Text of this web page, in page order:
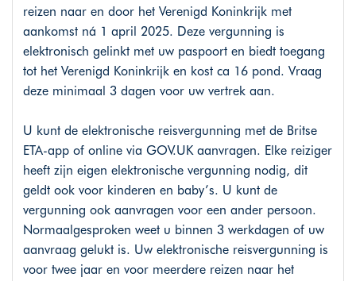
reizen naar en door het Verenigd Koninkrijk met
aankomst ná 1 april 2025. Deze vergunning is
elektronisch gelinkt met uw paspoort en biedt toegang
tot het Verenigd Koninkrijk en kost ca 16 pond. Vraag
deze minimaal 3 dagen voor uw vertrek aan.
U kunt de elektronische reisvergunning met de Britse
ETA-app of online via GOV.UKaanvragen. Elke reiziger
heeft zijn eigen elektronische vergunning nodig, dit
geldt ook voor kinderen en baby’s. U kunt de
vergunning ook aanvragen voor een ander persoon.
Normaalgesproken weet u binnen 3 werkdagen of uw
aanvraag gelukt is. Uw elektronische reisvergunning is
voor twee jaar en voor meerdere reizen naar het